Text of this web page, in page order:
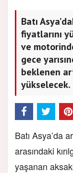
Batı
fiyatlarını
ve
gece
beklenen
yükselecek.
Batı Asya’da
arasındaki
yaşanan